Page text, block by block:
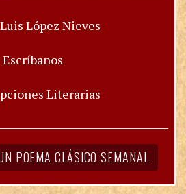
López Nieves
Escríbanos
Literarias
POEMA CLÁSICO SEMANAL